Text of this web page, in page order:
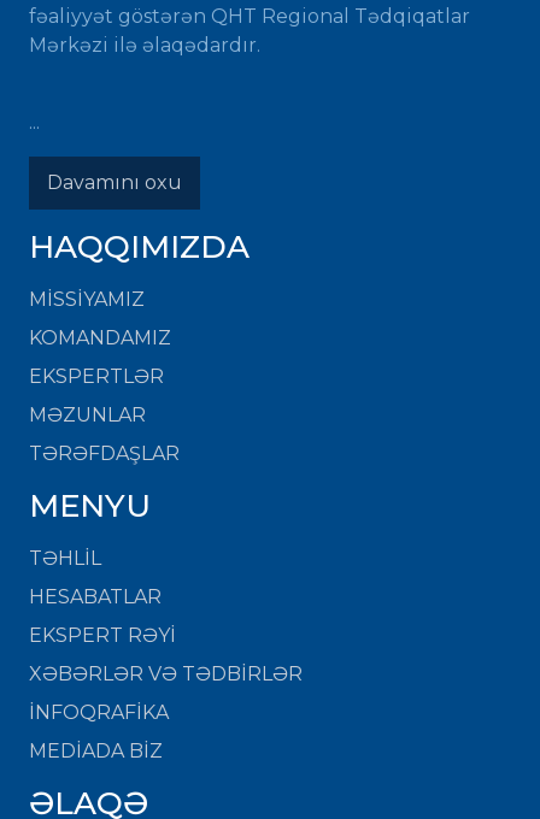
fəaliyyət göstərən QHT Regional Tədqiqatlar
Mərkəzi ilə əlaqədardır.
...
Davamını oxu
HAQQIMIZDA
MISSIYAMIZ
KOMANDAMIZ
EKSPERTLƏR
MƏZUNLAR
TƏRƏFDAŞLAR
MENYU
TƏHLİL
HESABATLAR
EKSPERT RƏYİ
XƏBƏRLƏR VƏ TƏDBİRLƏR
İNFOQRAFİKA
MEDİADA BİZ
ƏLAQƏ